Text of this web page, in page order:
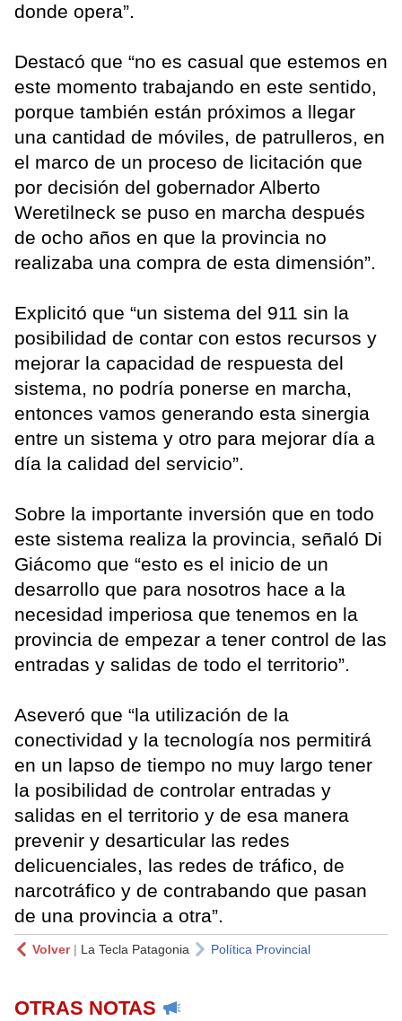
donde opera”.
Destacó que “no es casual que estemos en
este momento trabajando en este sentido,
porque también están próximos a llegar
una cantidad de móviles, de patrulleros, en
el marco de un proceso de licitación que
por decisión del gobernador Alberto
Weretilneck se puso en marcha después
de ocho años en que la provincia no
realizaba una compra de esta dimensión”.
Explicitó que “un sistema del 911 sin la
posibilidad de contar con estos recursos y
mejorar la capacidad de respuesta del
sistema, no podría ponerse en marcha,
entonces vamos generando esta sinergia
entre un sistema y otro para mejorar día a
día la calidad del servicio”.
Sobre la importante inversión que en todo
este sistema realiza la provincia, señaló Di
Giácomo que “esto es el inicio de un
desarrollo que para nosotros hace a la
necesidad imperiosa que tenemos en la
provincia de empezar a tener control de las
entradas y salidas de todo el territorio”.
Aseveró que “la utilización de la
conectividad y la tecnología nos permitirá
en un lapso de tiempo no muy largo tener
la posibilidad de controlar entradas y
salidas en el territorio y de esa manera
prevenir y desarticular las redes
delicuenciales, las redes de tráfico, de
narcotráfico y de contrabando que pasan
de una provincia a otra”.
Volver| La Tecla Patagonia Política Provincial
OTRAS NOTAS